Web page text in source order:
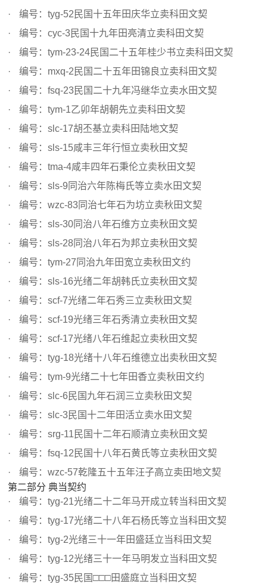
编号：tyg-52民国十五年田庆华立卖科田文契
编号：cyc-3民国十九年田亮清立卖科田文契
编号：tym-23-24民国二十五年桂少书立卖科田文契
编号：mxq-2民国二十五年田锦良立卖科田文契
编号：fsq-23民国二十九年冯继华立卖水田文契
编号：tym-1乙卯年胡朝先立卖科田文契
编号：slc-17胡丕基立卖科田陆地文契
编号：sls-15咸丰三年行恒立卖秋田文契
编号：tma-4咸丰四年石秉伦立卖秋田文契
编号：sls-9同治六年陈梅氏等立卖水田文契
编号：wzc-83同治七年石为坊立卖秋田文契
编号：sls-30同治八年石维方立卖秋田文契
编号：sls-28同治八年石为邦立卖秋田文契
编号：tym-27同治九年田宽立卖秋田文约
编号：sls-16光绪二年胡韩氏立卖秋田文契
编号：scf-7光绪二年石秀三立卖秋田文契
编号：scf-19光绪三年石秀清立卖秋田文契
编号：scf-17光绪八年石维起立卖秋田文契
编号：tyg-18光绪十八年石维德立出卖秋田文契
编号：tym-9光绪二十七年田香立卖秋田文约
编号：slc-6民国九年石润三立卖秋田文契
编号：slc-3民国十二年田活立卖水田文契
编号：srg-11民国十二年石顺清立卖秋田文契
编号：fsq-12民国十八年石黄氏等立卖秋田文契
编号：wzc-57乾隆五十五年汪子高立卖田地文契
第二部分 典当契约
编号：tyg-21光绪二十二年马开成立转当科田文契
编号：tyg-17光绪二十八年石杨氏等立当科田文契
编号：tyg-2光绪三十一年田盛廷立当科田文契
编号：tyg-12光绪三十一年马明发立当科田文契
编号：tyg-35民国□□□田盛庭立当科田文契